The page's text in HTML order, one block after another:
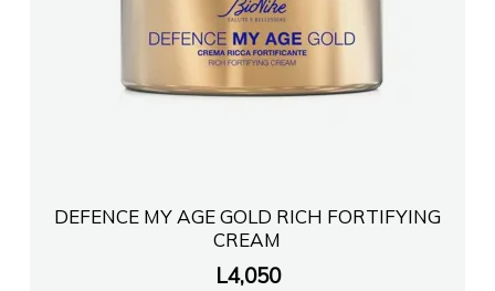
DEFENCE MY AGE GOLD RICH FORTIFYING
CREAM
L4,050